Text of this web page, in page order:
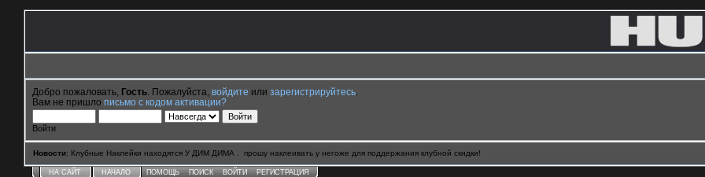
Добро пожаловать, Гость . Пожалуйста, войдите или зарегистрируйтесь
Вам не пришло письмо с кодом активации?
Войти
Новости: Клубные Наклейки находятся У ДИМ ДИМА . прошу наклеивать у негоже для поддержания клубной скидки!
НА САЙТ НАЧАЛО ПОМОЩЬ ПОИСК ВОЙТИ РЕГИСТРАЦИЯ